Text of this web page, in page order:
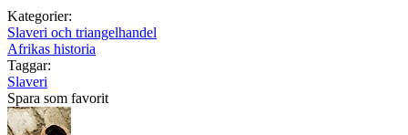
Kategorier:
Slaveri och triangelhandel
Afrikas historia
Taggar:
Slaveri
Spara som favorit